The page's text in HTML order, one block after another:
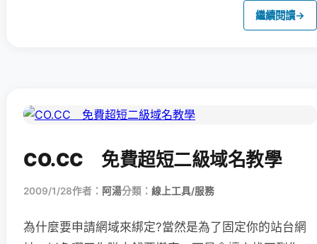
繼續閱讀→
CO.CC 免費超短二級域名教學
2009/1/28作者： 阿湯分類： 線上工具/服務
為什麼要申請網域來綁定?當然是為了固定你的站台網